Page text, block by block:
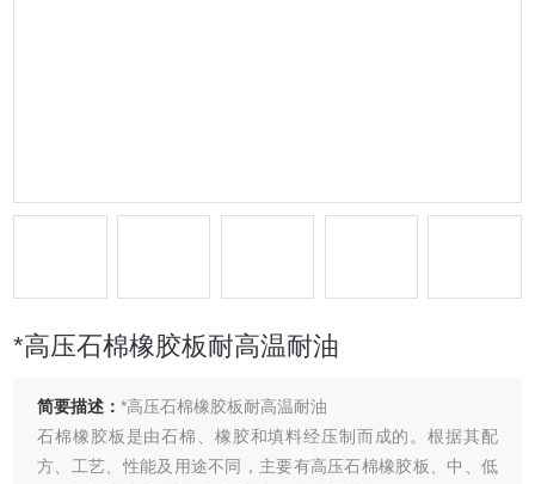
*高压石棉橡胶板耐高温耐油
简要描述：*高压石棉橡胶板耐高温耐油
石棉橡胶板是由石棉、橡胶和填料经压制而成的。根据其配
方、工艺、性能及用途不同，主要有高压石棉橡胶板、中、低